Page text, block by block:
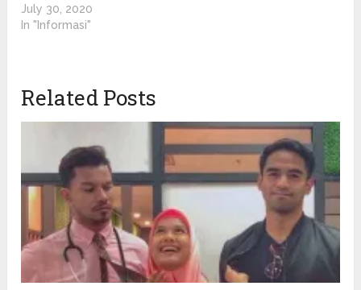
July 30, 2020
In "Informasi"
Related Posts